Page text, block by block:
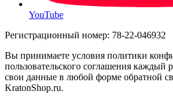
YouTube
Регистрационный номер: 78-22-046932
Вы принимаете условия политики
пользовательского соглашения каждый
свои данные в любой форме обратной
KratonShop.ru.